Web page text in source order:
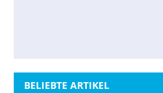
BELIEBTE ARTIKEL